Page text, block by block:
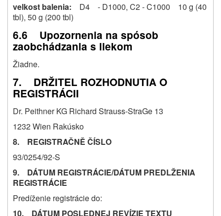
velkost balenia: D4 - D1000, C2 - C1000 10 g (40
tbl), 50 g (200 tbl)
6.6 Upozornenia na spósob
zaobchádzania s liekom
Žiadne.
7. DRŽITEL ROZHODNUTIA O
REGISTRÁCII
Dr. Peithner KG Richard Strauss-StraGe 13
1232 Wien Rakúsko
8. REGISTRAČNĚ ČÍSLO
93/0254/92-S
9. DÁTUM REGISTRÁCIE/DÁTUM PREDLŽENIA
REGISTRÁCIE
Predíženie registrácie do:
10. DÁTUM POSLEDNEJ REVÍZIE TEXTU